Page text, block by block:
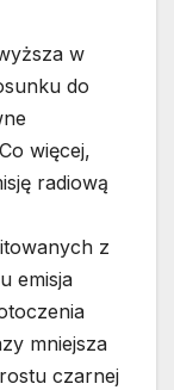
w
do
więcej,
radiową
z
emisja
mniejsza
czarnej